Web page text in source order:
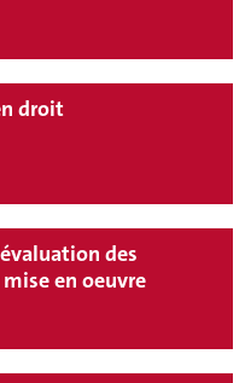
droit
des
en oeuvre